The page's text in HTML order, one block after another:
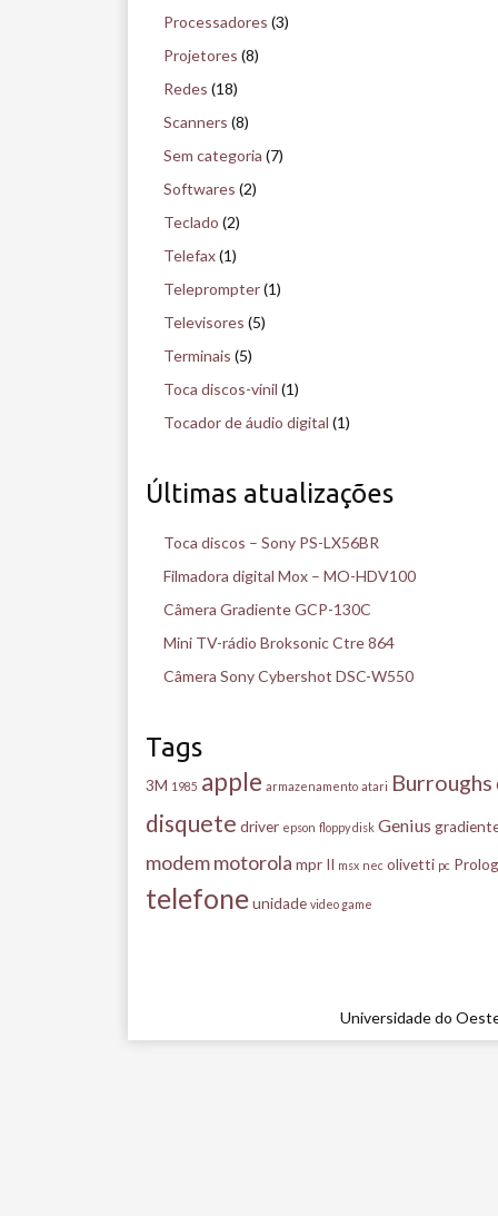
Processadores (3)
Projetores (8)
Redes (18)
Scanners (8)
Sem categoria (7)
Softwares (2)
Teclado (2)
Telefax(1)
Teleprompter(1)
Televisores (5)
Terminais (5)
Toca discos-vinil (1)
Tocador de áudio digital (1)
Últimas atualizações
Toca discos – Sony PS-LX56BR
Filmadora digital Mox – MO-HDV100
Câmera Gradiente GCP-130C
Mini TV-rádio Broksonic Ctre 864
Câmera Sony Cybershot DSC-W550
Tags
3M 1985 apple armazenamento atari Burroughs
disquete driver epson floppy disk Genius
modemmotorola mpr II msx nec olivetti pc
telefoneunidade video game
Universidade do